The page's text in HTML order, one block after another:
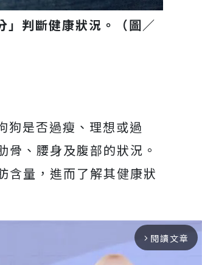
判斷健康狀況。（圖／
狗是否過瘦、理想或過
、腰身及腹部的狀況。
含量，進而了解其健康狀
arrow_forward_ios 閱讀文章